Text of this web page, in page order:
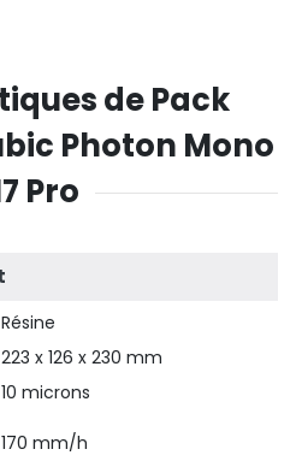
de Pack
Photon Mono
Pro
Résine
223 x 126 x 230 mm
10 microns
170 mm/h